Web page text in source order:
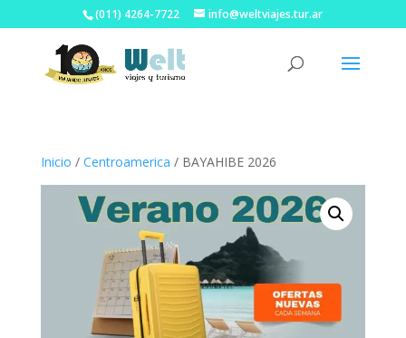
(011) 4264-7722 info@weltviajes.tur.ar
Inicio / Centroamerica / BAYAHIBE 2026